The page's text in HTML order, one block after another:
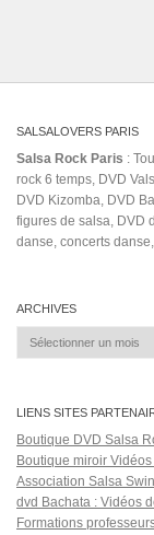
SALSALOVERS PARIS
Salsa Rock Paris :
rock 6 temps, DVD
DVD Kizomba, DVD
figures de salsa, DVD
danse, concerts
ARCHIVES
Archives
LIENS SITES
Boutique DVD Salsa
Boutique miroir
Association Salsa
dvd Bachata : Vidéos
Formations